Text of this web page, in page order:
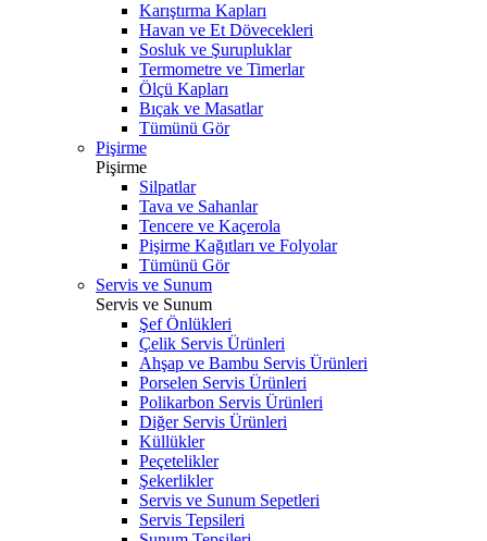
Karıştırma Kapları
Havan ve Et Dövecekleri
Sosluk ve Şurupluklar
Termometre ve Timerlar
Ölçü Kapları
Bıçak ve Masatlar
Tümünü Gör
Pişirme
Pişirme
Silpatlar
Tava ve Sahanlar
Tencere ve Kaçerola
Pişirme Kağıtları ve Folyolar
Tümünü Gör
Servis ve Sunum
Servis ve Sunum
Şef Önlükleri
Çelik Servis Ürünleri
Ahşap ve Bambu Servis Ürünleri
Porselen Servis Ürünleri
Polikarbon Servis Ürünleri
Diğer Servis Ürünleri
Küllükler
Peçetelikler
Şekerlikler
Servis ve Sunum Sepetleri
Servis Tepsileri